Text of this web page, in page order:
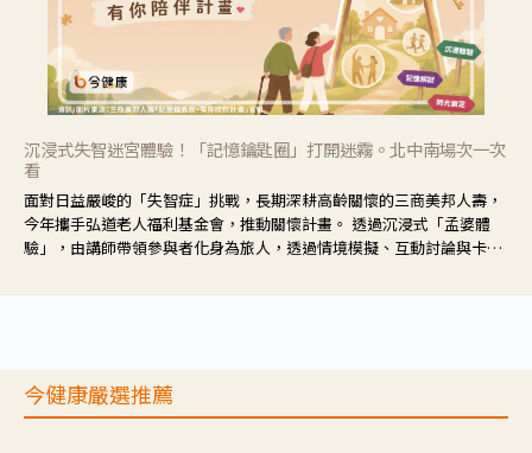
沉浸式失智迷宮體驗！「記憶鑰匙圈」打開迷霧。北中南場次一次
看
面對日益嚴峻的「失智症」挑戰，長期深耕高齡關懷的三商美邦人壽，
今年攜手弘道老人福利基金會，推動關懷計畫。 透過沉浸式「孟婆體
驗」，由講師帶領參與者化身為旅人，透過情境模擬、互動討論與卡牌
今健康嚴選推薦